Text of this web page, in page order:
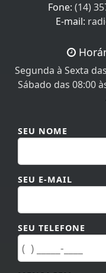
Fone: (14)
E-mail:
Segunda à Sexta
Sábado das 08:00
SEU NOME
SEU E-MAIL
SEU TELEFONE